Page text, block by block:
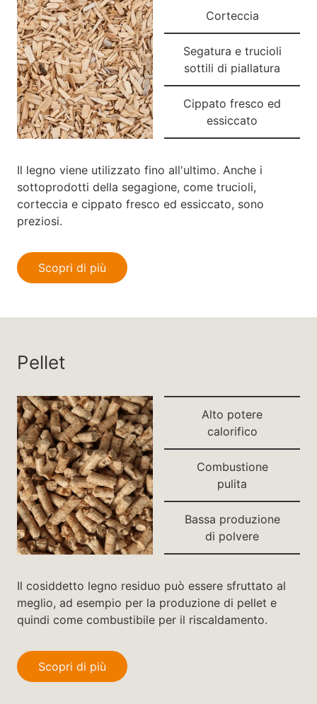
Corteccia
Segatura e trucioli
sottili di piallatura
Cippato fresco ed
essiccato
Il legno viene utilizzato fino all'ultimo. Anche i
sottoprodotti della segagione, come trucioli,
corteccia e cippato fresco ed essiccato, sono
preziosi.
Scopri di più
Pellet
Alto potere
calorifico
Combustione
pulita
Bassa produzione
di polvere
Il cosiddetto legno residuo può essere sfruttato al
meglio, ad esempio per la produzione di pellet e
quindi come combustibile per il riscaldamento.
Scopri di più